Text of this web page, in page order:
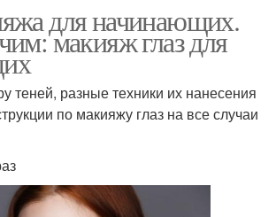
для начинающих.
макияж глаз для
теней, разные техники их нанесения
по макияжу глаз на все случаи